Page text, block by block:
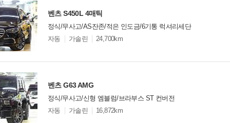
벤츠 S450L 4매틱
정식/무사고/AS잔존/적은 인도금/6기통 럭셔리세단
모
션
자동 가솔린 24,700km
벤츠 G63 AMG
정식/무사고/신형 엠블럼/브라부스 ST 컨버전
모
자동 가솔린 16,872km